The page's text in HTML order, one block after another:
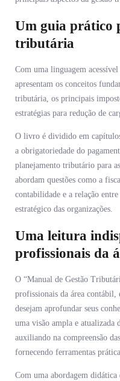
Um guia prático
tributária
Com uma linguagem
apresentam os conceitos
tributária, os principais
estratégias para redução de
O livro é dividido em
a obrigatoriedade do
planejamento tributário para
abordam questões como a
contabilidade e a relação
estratégico das organizações.
Uma leitura
profissionais da
O “Manual de Gestão
profissionais da área contábil,
desejam aprofundar seus
uma visão ampla e atualizada
auxiliando na compreensão
fornecendo ferramentas
Com uma abordagem didática